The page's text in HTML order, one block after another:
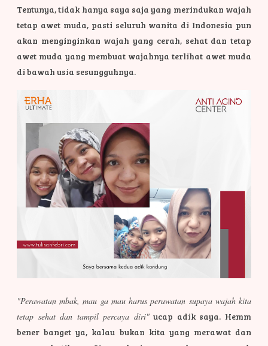
Tentunya, tidak hanya saya saja yang merindukan wajah
tetap awet muda, pasti seluruh wanita di Indonesia pun
akan menginginkan wajah yang cerah, sehat dan tetap
awet muda yang membuat wajahnya terlihat awet muda
di bawah usia sesungguhnya.
"Perawatan mbak, mau ga mau harus perawatan supaya wajah kita
tetap sehat dan tampil percaya diri"ucap adik saya. Hemm
bener banget ya, kalau bukan kita yang merawat dan